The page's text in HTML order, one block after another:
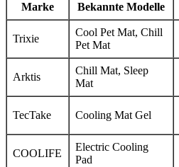
Marke Bekannte Modelle
Trixie
Cool Pet Mat, Chill
Pet Mat
Arktis
Chill Mat, Sleep
Mat
TecTake Cooling Mat Gel
COOLIFE
Electric Cooling
Pad